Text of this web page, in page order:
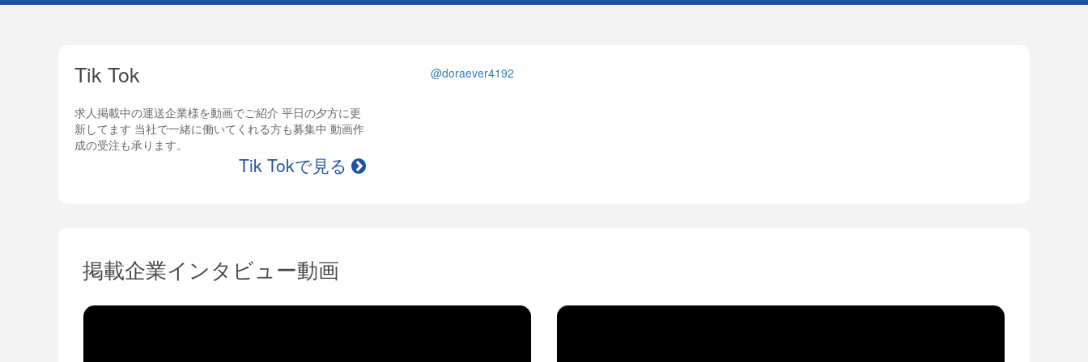
Tik Tok
求人掲載中の運送企業様を動画でご紹介 平日の夕方に更
新してます 当社で一緒に働いてくれる方も募集中 動画作
成の受注も承ります。
Tik Tokで見る
@doraever4192
掲載企業インタビュー動画